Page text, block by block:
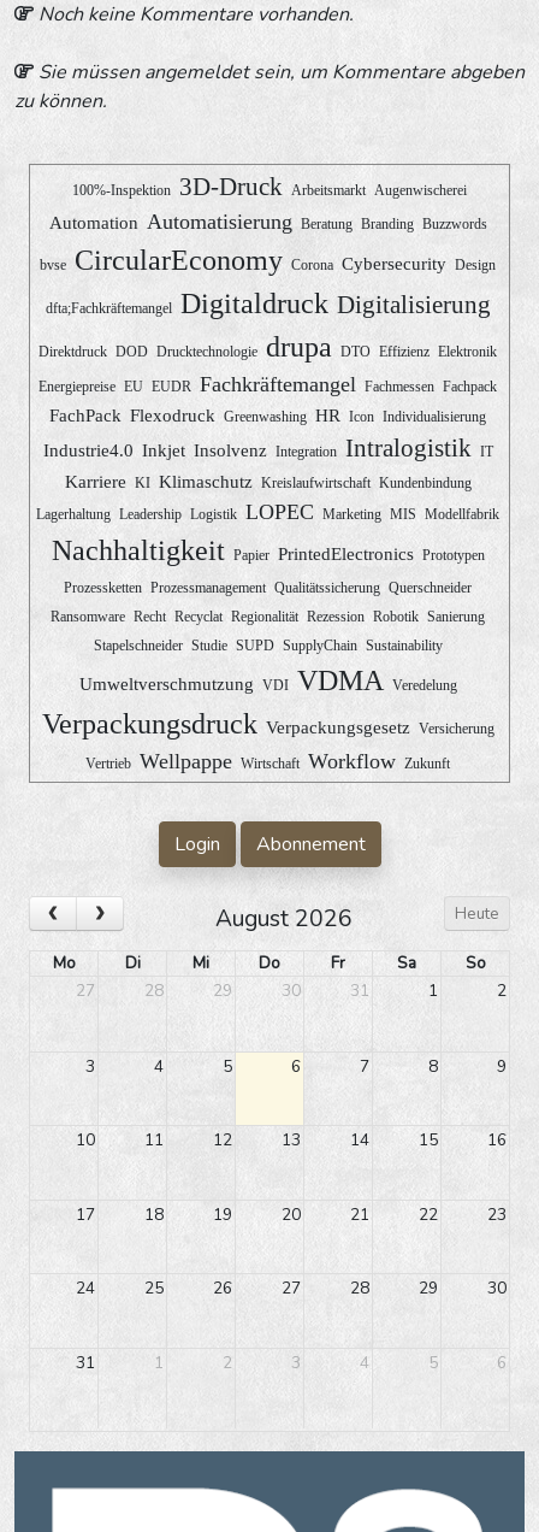
Noch keine Kommentare vorhanden.
Sie müssen angemeldet sein, um Kommentare abgeben
zu können.
100%-Inspektion 3D-Druck Arbeitsmarkt Augenwischerei
Automation Automatisierung Beratung Branding Buzzwords
bvse CircularEconomy Corona Cybersecurity Design
dfta;Fachkräftemangel Digitaldruck Digitalisierung
Direktdruck DOD Drucktechnologie drupa DTO Effizienz Elektronik
Energiepreise EU EUDR Fachkräftemangel Fachmessen Fachpack
FachPack Flexodruck Greenwashing HR Icon Individualisierung
Industrie4.0 Inkjet Insolvenz Integration Intralogistik IT
Karriere KI Klimaschutz Kreislaufwirtschaft Kundenbindung
Lagerhaltung Leadership Logistik LOPEC Marketing MIS Modellfabrik
Nachhaltigkeit Papier PrintedElectronics Prototypen
Prozessketten Prozessmanagement Qualitätssicherung Querschneider
Ransomware Recht Recyclat Regionalität Rezession Robotik Sanierung
Stapelschneider Studie SUPD SupplyChain Sustainability
Umweltverschmutzung VDI VDMA Veredelung
Verpackungsdruck Verpackungsgesetz Versicherung
Vertrieb Wellpappe Wirtschaft Workflow Zukunft
Login Abonnement
Heute
August 2026
Mo Di Mi Do Fr Sa
So
27
28 29 30 31 1 2
3 4 5 6 7 8 9
10 11 12 13 14 15 16
17 18 19 20 21 22 23
24 25 26 27 28 29 30
31 1 2 3 4 5 6